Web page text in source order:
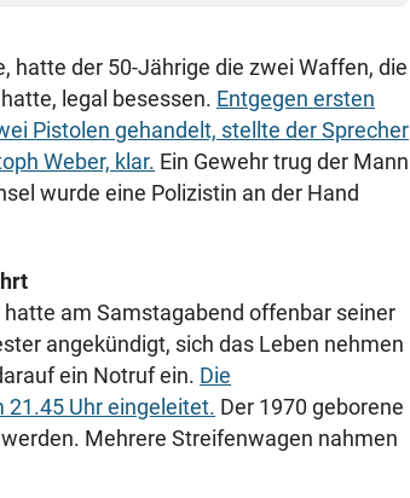
hatte der 50-Jährige die zwei Waffen, die
legal besessen. Entgegen ersten
Pistolen gehandelt, stellte der Sprecher
Weber, klar. Ein Gewehr trug der Mann
wurde eine Polizistin an der Hand
am Samstagabend offenbar seiner
angekündigt, sich das Leben nehmen
ein Notruf ein. Die
Uhr eingeleitet. Der 1970 geborene
Mehrere Streifenwagen nahmen